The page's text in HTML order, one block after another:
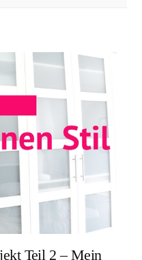
Teil 2 – Mein